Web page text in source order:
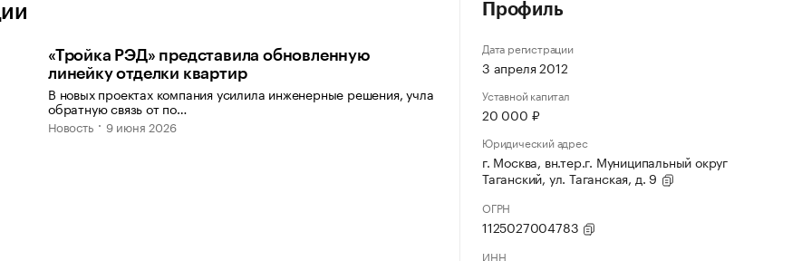
«Тройка РЭД» представила обновленную
линейку отделки квартир
В новых проектах компания усилила инженерные решения, учла
обратную связь от по…
Новость 9 июня 2026
Профиль
Дата регистрации
3 апреля 2012
Уставной капитал
20 000 ₽
Юридический адрес
г. Москва, вн.тер.г. Муниципальный округ
Таганский, ул. Таганская, д. 9
ОГРН
1125027004783
ИНН